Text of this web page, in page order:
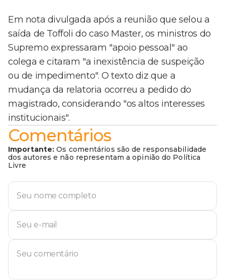
Em nota divulgada após a reunião que selou a
saída de Toffoli do caso Master, os ministros do
Supremo expressaram "apoio pessoal" ao
colega e citaram "a inexistência de suspeição
ou de impedimento". O texto diz que a
mudança da relatoria ocorreu a pedido do
magistrado, considerando "os altos interesses
institucionais".
Comentários
Importante: Os comentários são de responsabilidade
dos autores e não representam a opinião do Política
Livre